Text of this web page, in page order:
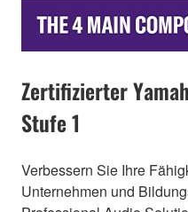
Zertifizierter
Stufe 1
Verbessern Sie Ihre
Unternehmen und